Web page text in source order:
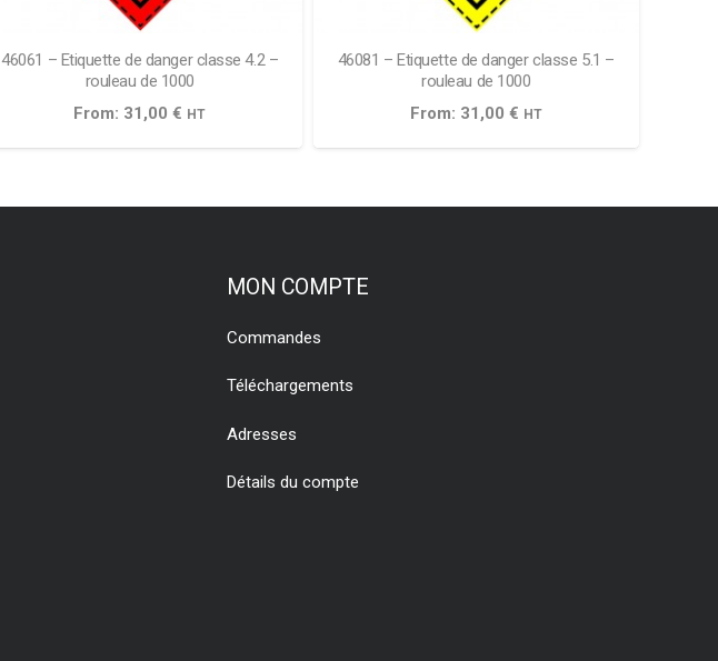
46061 – Etiquette de danger classe 4.2 –
rouleau de 1000
From: 31,00€ HT
46081 – Etiquette de danger classe 5.1 –
rouleau de 1000
From: 31,00 € HT
MON COMPTE
Commandes
Téléchargements
Adresses
Détails du compte